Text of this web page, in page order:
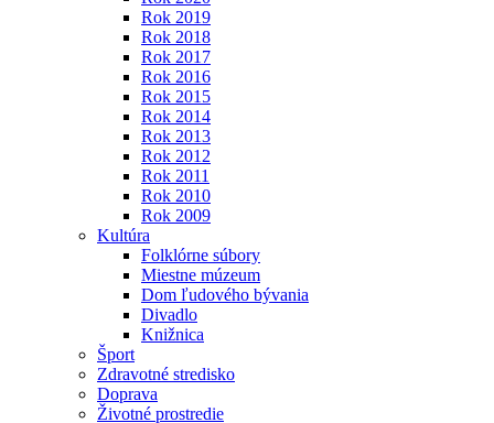
Rok 2019
Rok 2018
Rok 2017
Rok 2016
Rok 2015
Rok 2014
Rok 2013
Rok 2012
Rok 2011
Rok 2010
Rok 2009
Kultúra
Folklórne súbory
Miestne múzeum
Dom ľudového bývania
Divadlo
Knižnica
Šport
Zdravotné stredisko
Doprava
Životné prostredie